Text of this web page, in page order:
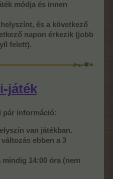
módja és innen
és a következő
napon érkezik (jobb
felett).
játék
pár információ:
van játékban.
ebben a 3
14:00 óra (nem